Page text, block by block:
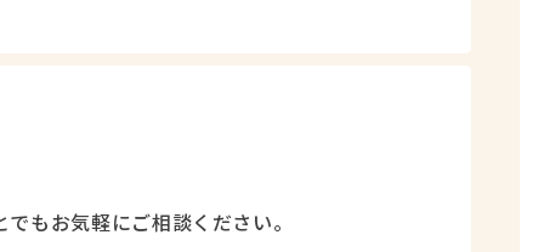
もお気軽にご相談ください。